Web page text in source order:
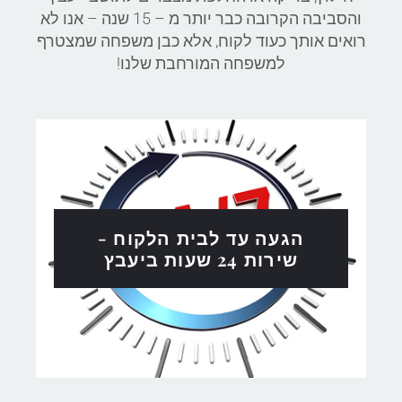
והסביבה הקרובה כבר יותר מ – 15 שנה – אנו לא
רואים אותך כעוד לקוח, אלא כבן משפחה שמצטרף
למשפחה המורחבת שלנו!
הגעה עד לבית הלקוח -
שירות 24 שעות ביעבץ